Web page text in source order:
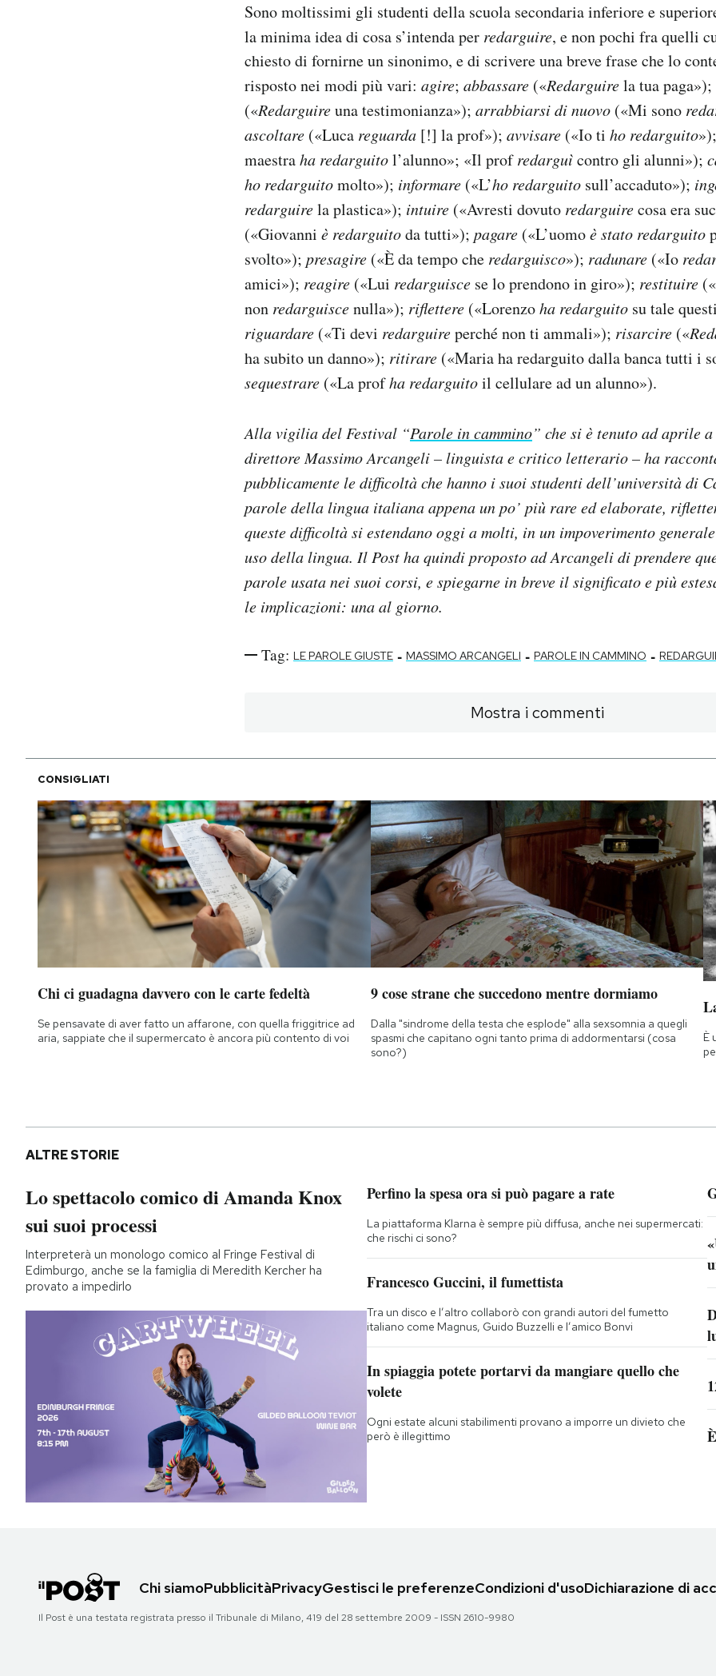
Sono moltissimi gli studenti della scuola secondaria inferiore e
la minima idea di cosa s’intenda per redarguire, e non pochi fra quelli
chiesto di fornirne un sinonimo, e di scrivere una breve frase che lo
risposto nei modi più vari: agire; abbassare («Redarguirela tua paga»);
(«Redarguireuna testimonianza»); arrabbiarsi di nuovo («Mi sono
ascoltare («Luca reguarda [!] la prof»); avvisare («Io ti ho redarguito
maestraha redarguitol’alunno»; «Il profredarguìcontro gli alunni»);
ho redarguitomolto»); informare («L’ho redarguito sull’accaduto»);
redarguirela plastica»); intuire («Avresti dovuto redarguirecosa era
(«Giovanni è redarguitoda tutti»); pagare («L’uomoè stato redarguito
svolto»); presagire («È da tempo che redarguisco»); radunare («Io
amici»); reagire («Lui redarguisce se lo prendono in giro»); restituire
non redarguiscenulla»); riflettere («Lorenzoha redarguito su tale
riguardare («Ti devi redarguireperché non ti ammali»); risarcire («
ha subito un danno»); ritirare («Maria ha redarguito dalla banca tutti i
sequestrare («La profha redarguitoil cellulare ad un alunno»).
Alla vigilia del Festival “Parole in cammino” che si è tenuto ad aprile
direttore Massimo Arcangeli – linguista e critico letterario – ha
pubblicamente le difficoltà che hanno i suoi studenti dell’università di
parole della lingua italiana appena un po’ più rare ed elaborate,
queste difficoltà si estendano oggi a molti, in un impoverimento
uso della lingua. Il Post ha quindi proposto ad Arcangeli di prendere
parole usata nei suoi corsi, e spiegarne in breve il significato e più
le implicazioni: una al giorno.
Tag: LE PAROLE GIUSTE - MASSIMO ARCANGELI - PAROLE IN CAMMINO -
Mostra i commenti
CONSIGLIATI
Chi ci guadagna davvero con le carte fedeltà
Se pensavate di aver fatto un affarone, con quella friggitrice ad
aria, sappiate che il supermercato è ancora più contento di voi
9 cose strane che succedono mentre dormiamo
Dalla "sindrome della testa che esplode" alla sexsomnia a quegli
spasmi che capitano ogni tanto prima di addormentarsi (cosa
sono?)
È
ALTRE STORIE
Lo spettacolo comico di Amanda Knox
sui suoi processi
Interpreterà un monologo comico al Fringe Festival di
Edimburgo, anche se la famiglia di Meredith Kercher ha
provato a impedirlo
Perfino la spesa ora si può pagare a rate
La piattaforma Klarna è sempre più diffusa, anche nei supermercati:
che rischi ci sono?
Francesco Guccini, il fumettista
Tra un disco e l’altro collaborò con grandi autori del fumetto
italiano come Magnus, Guido Buzzelli e l’amico Bonvi
In spiaggia potete portarvi da mangiare quello che
volete
Ogni estate alcuni stabilimenti provano a imporre un divieto che
però è illegittimo
Chi siamoPubblicitàPrivacyGestisci le preferenzeCondizioni d'usoDichiarazione di
Il Post è una testata registrata presso il Tribunale di Milano, 419 del 28 settembre 2009 - ISSN 2610-9980